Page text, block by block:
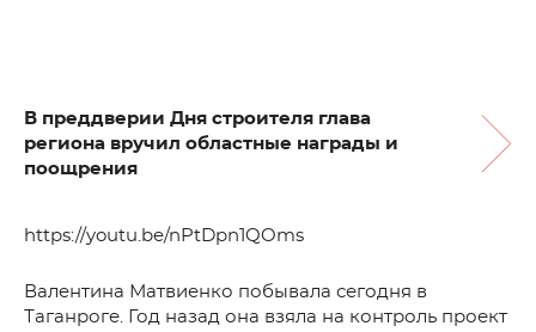
В преддверии Дня строителя глава
региона вручил областные награды и
поощрения
https://youtu.be/nPtDpn1QOms
Валентина Матвиенко побывала сегодня в
Таганроге. Год назад она взяла на контроль проект